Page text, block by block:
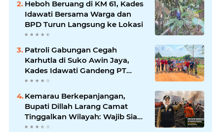
Heboh Beruang di KM 61, Kades
Idawati Bersama Warga dan
BPD Turun Langsung ke Lokasi
Patroli Gabungan Cegah
Karhutla di Suko Awin Jaya,
Kades Idawati Gandeng PT
BBB-S, TNI dan BPD
Kemarau Berkepanjangan,
Bupati Dillah Larang Camat
Tinggalkan Wilayah: Wajib Siaga
Hadapi Karhutla dan Kebakaran